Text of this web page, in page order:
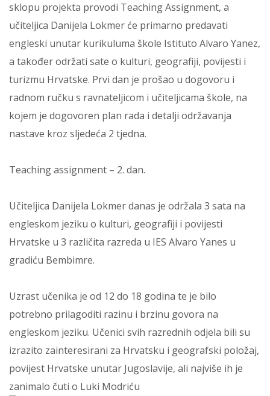
sklopu projekta provodi Teaching Assignment, a
učiteljica Danijela Lokmer će primarno predavati
engleski unutar kurikuluma škole Istituto Alvaro Yanez,
a također održati sate o kulturi, geografiji, povijesti i
turizmu Hrvatske. Prvi dan je prošao u dogovoru i
radnom ručku s ravnateljicom i učiteljicama škole, na
kojem je dogovoren plan rada i detalji održavanja
nastave kroz sljedeća 2 tjedna.
Teaching assignment – 2. dan.
Učiteljica Danijela Lokmer danas je održala 3 sata na
engleskom jeziku o kulturi, geografiji i povijesti
Hrvatske u 3 različita razreda u IES Alvaro Yanes u
gradiću Bembimre.
Uzrast učenika je od 12 do 18 godina te je bilo
potrebno prilagoditi razinu i brzinu govora na
engleskom jeziku. Učenici svih razrednih odjela bili su
izrazito zainteresirani za Hrvatsku i geografski položaj,
povijest Hrvatske unutar Jugoslavije, ali najviše ih je
zanimalo čuti o Luki Modriću